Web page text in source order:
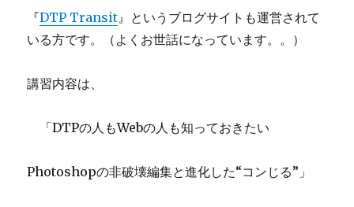
『DTP Transit』というブログサイトも運営されて
いる方です。（よくお世話になっています。。）
講習内容は、
「DTPの人もWebの人も知っておきたい
Photoshopの非破壊編集と進化した“コンじる”」